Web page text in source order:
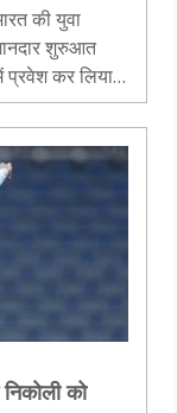
की युवा
शुरुआत
प्रवेश कर लिया।
की युआन आन ची को
को